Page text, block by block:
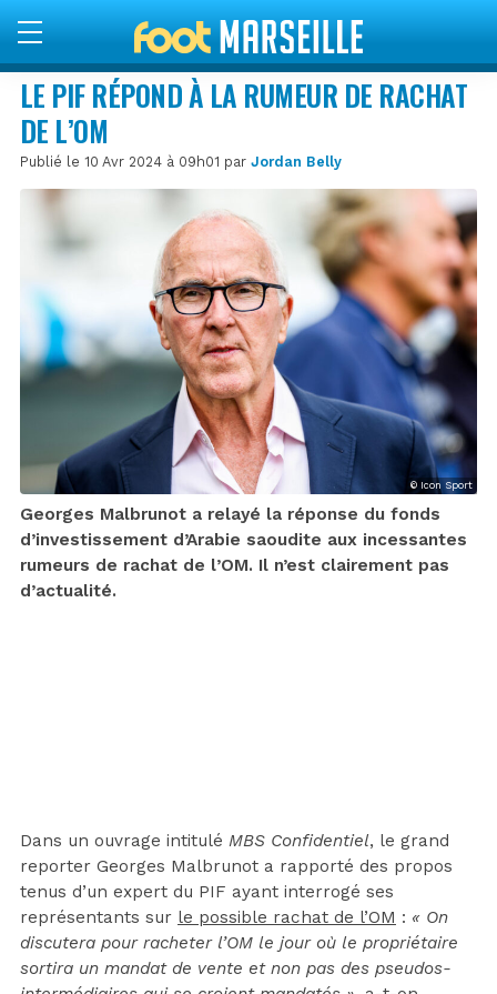
LE PIF RÉPOND À LA RUMEUR DE RACHAT
DE L’OM
Publié le 10 Avr 2024 à 09h01 par Jordan Belly
© Icon Sport
Georges Malbrunot a relayé la réponse du fonds
d’investissement d’Arabie saoudite aux incessantes
rumeurs de rachat de l’OM. Il n’est clairement pas
d’actualité.
Dans un ouvrage intitulé MBS Confidentiel, le grand
reporter Georges Malbrunot a rapporté des propos
tenus d’un expert du PIF ayant interrogé ses
représentants sur le possible rachat de l’OM : « On
discutera pour racheter l’OM le jour où le propriétaire
sortira un mandat de vente et non pas des pseudos-